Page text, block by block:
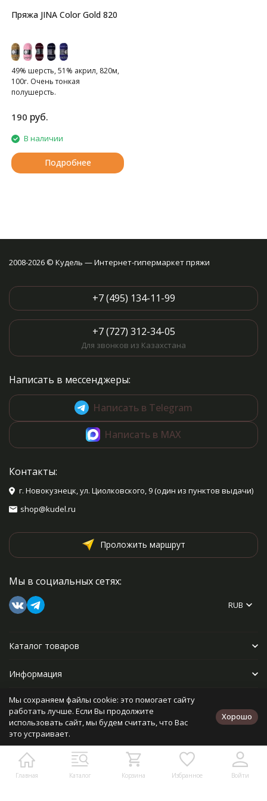
Пряжа JINA Color Gold 820
49% шерсть, 51% акрил, 820м,
100г. Очень тонкая
полушерсть.
190 руб.
В наличии
Подробнее
Главная Каталог Корзина Избранное Войти
2008-2026 © Кудель — Интернет-гипермаркет пряжи
+7 (495) 134-11-99
+7 (727) 312-34-05
Для звонков из Казахстана
Написать в мессенджеры:
Написать в Telegram
Написать в MAX
Контакты:
г. Новокузнецк, ул. Циолковского, 9 (один из пунктов выдачи)
shop@kudel.ru
Проложить маршрут
Мы в социальных сетях:
RUB
Каталог товаров
Информация
Прочее
Политика персональных данных
Разработано в
bodysite.ru
Мы сохраняем файлы cookie: это помогает сайту
работать лучше. Если Вы продолжите
использовать сайт, мы будем считать, что Вас
это устраивает.
Хорошо